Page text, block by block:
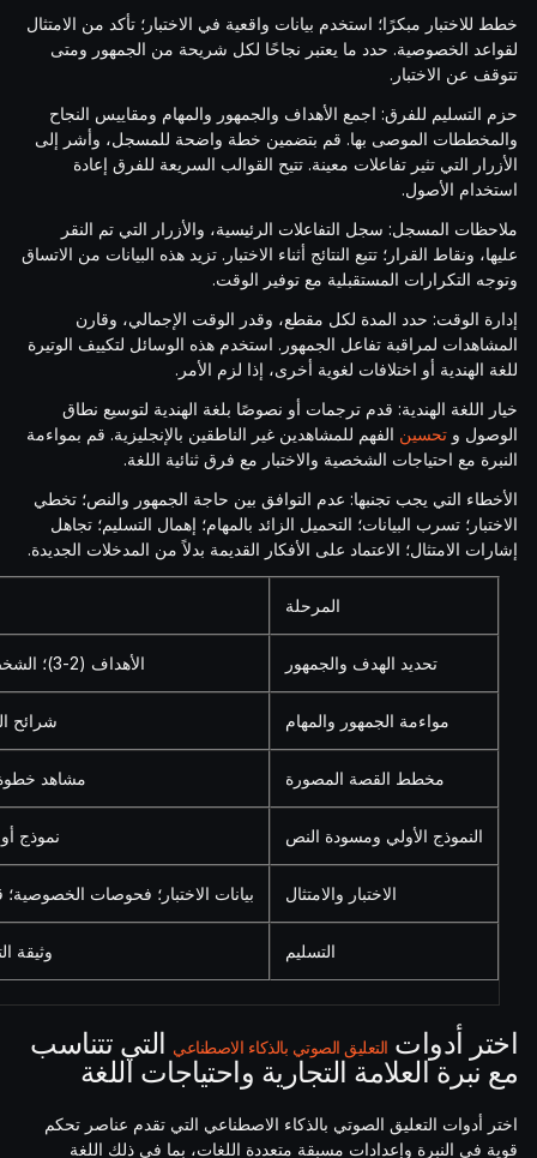
خطط للاختبار مبكرًا؛ استخدم بيانات واقعية في الاختبار؛ تأكد من الامتثال
لقواعد الخصوصية. حدد ما يعتبر نجاحًا لكل شريحة من الجمهور ومتى
تتوقف عن الاختبار.
حزم التسليم للفرق: اجمع الأهداف والجمهور والمهام ومقاييس النجاح
والمخططات الموصى بها. قم بتضمين خطة واضحة للمسجل، وأشر إلى
الأزرار التي تثير تفاعلات معينة. تتيح القوالب السريعة للفرق إعادة
استخدام الأصول.
ملاحظات المسجل: سجل التفاعلات الرئيسية، والأزرار التي تم النقر
عليها، ونقاط القرار؛ تتبع النتائج أثناء الاختبار. تزيد هذه البيانات من الاتساق
وتوجه التكرارات المستقبلية مع توفير الوقت.
إدارة الوقت: حدد المدة لكل مقطع، وقدر الوقت الإجمالي، وقارن
المشاهدات لمراقبة تفاعل الجمهور. استخدم هذه الوسائل لتكييف الوتيرة
للغة الهندية أو اختلافات لغوية أخرى، إذا لزم الأمر.
خيار اللغة الهندية: قدم ترجمات أو نصوصًا بلغة الهندية لتوسيع نطاق
الوصول و تحسين الفهم للمشاهدين غير الناطقين بالإنجليزية. قم بمواءمة
النبرة مع احتياجات الشخصية والاختبار مع فرق ثنائية اللغة.
الأخطاء التي يجب تجنبها: عدم التوافق بين حاجة الجمهور والنص؛ تخطي
الاختبار؛ تسرب البيانات؛ التحميل الزائد بالمهام؛ إهمال التسليم؛ تجاهل
إشارات الامتثال؛ الاعتماد على الأفكار القديمة بدلاً من المدخلات الجديدة.
المرحلة
تحديد الهدف والجمهور الأهداف (2-3)؛ الشخصيات (3)؛ خريطة المهام
مواءمة الجمهور والمهام شرائح
مخطط القصة المصورة مشاهد خطوة
النموذج الأولي ومسودة النص نموذج
الاختبار والامتثال بيانات الاختبار؛ فحوصات الخصوصية؛
التسليم وثيقة
اختر أدوات التعليق الصوتي بالذكاء الاصطناعي التي تتناسب
مع نبرة العلامة التجارية واحتياجات اللغة
اختر أدوات التعليق الصوتي بالذكاء الاصطناعي التي تقدم عناصر تحكم
قوية في النبرة وإعدادات مسبقة متعددة اللغات، بما في ذلك اللغة